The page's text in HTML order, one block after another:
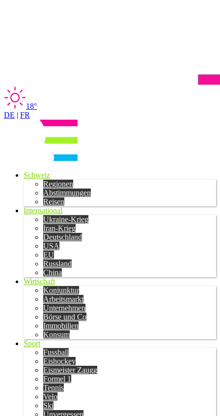
18°
DE | FR
Schweiz
Regionen
Abstimmungen
Reisen
International
Ukraine-Krieg
Iran-Krieg
Deutschland
USA
EU
Russland
China
Wirtschaft
Konjunktur
Arbeitsmarkt
Unternehmen
Börse und Co
Immobilien
Konsum
Sport
Fussball
Eishockey
Eismeister Zaugg
Formel 1
Tennis
Velo
Ski
Unvergessen